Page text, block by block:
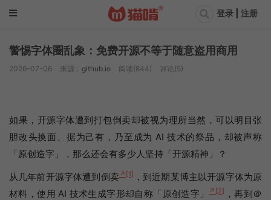
登录 | 注册
警惕字体圈乱象：免费开源不等于随意盗用商用
2026-07-06 来源： github.io 阅读(844) 评论(5)
如果，开源字体遭到打包倒卖却被视为理所当然，可以明目张
胆改头换面、据为己有，乃至成为 AI 技术的祭品，却被声称
「原创造字」，那么还会有多少人坚持「开源精神」？
从几年前开源字体遭到倒卖↗[1]
，到近期某博主以开源字体为原
材料，使用 AI 技术生成字形却自称「原创造字」↗[2]，再到＠